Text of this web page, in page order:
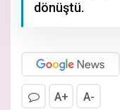
dönüştü.
A+ A-